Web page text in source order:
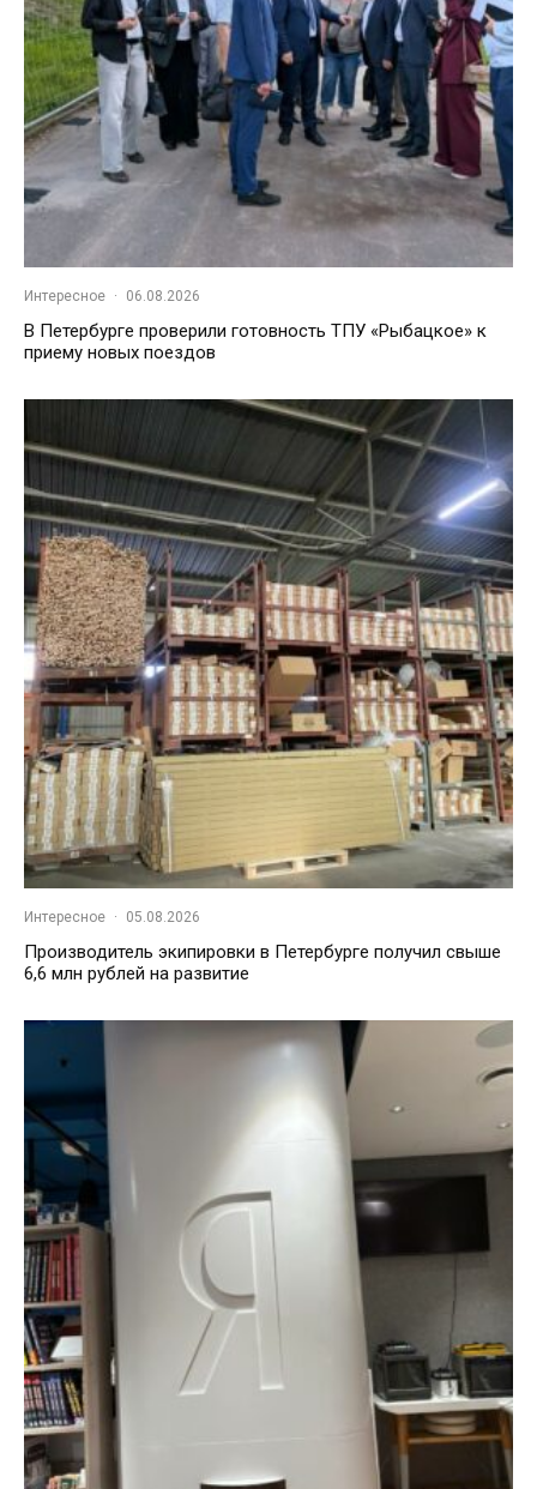
Интересное · 06.08.2026
В Петербурге проверили готовность ТПУ «Рыбацкое» к
приему новых поездов
Интересное · 05.08.2026
Производитель экипировки в Петербурге получил свыше
6,6 млн рублей на развитие